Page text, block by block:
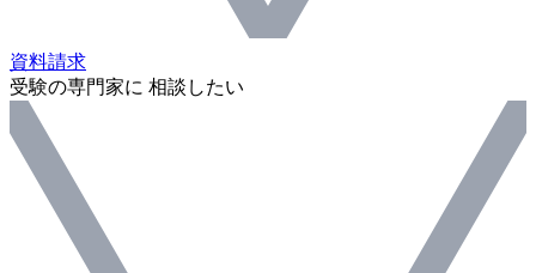
資料請求
受験の専門家に 相談したい